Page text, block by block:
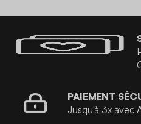
PAIEMENT
Jusqu'à 3x avec